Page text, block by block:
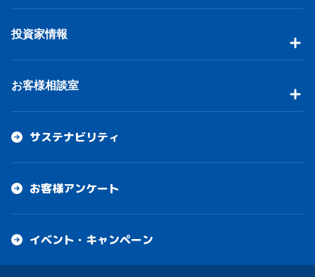
投資家情報
お客様相談室
サステナビリティ
お客様アンケート
イベント・キャンペーン